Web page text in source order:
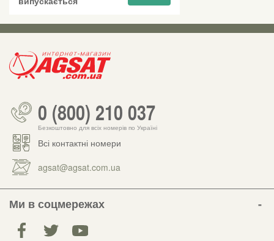
0 (800) 210 037
Безкоштовно для всіх номерів по Україні
Всі контактні номери
agsat@agsat.com.ua
Ми в соцмережах